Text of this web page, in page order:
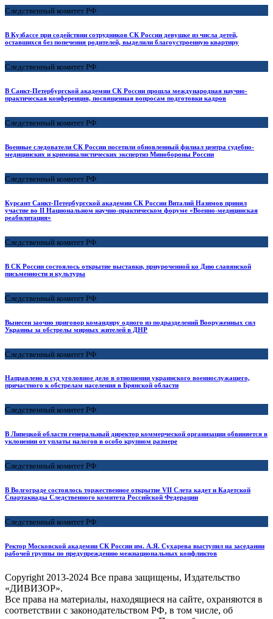
Следственный комитет РФ
В Кузбассе при содействии сотрудников СК России девушке из числа детей,
оставшихся без попечения родителей, выделили благоустроенную квартиру
Следственный комитет РФ
В Санкт-Петербургской академии СК России прошла международная научно-
практическая конференция, посвященная вопросам подготовки кадров
Следственный комитет РФ
Военные следователи СК России посетили обновленный филиал центра судебно-
медицинских и криминалистических экспертиз Минобороны России
Следственный комитет РФ
Курсант Санкт-Петербургской академии СК России Виталий Назимов принял
участие во II Национальном научно-практическом форуме «Военно-медицинская
реабилитация»
Следственный комитет РФ
В СК России состоялось открытие выставки, приуроченной ко Дню славянской
письменности и культуры
Следственный комитет РФ
Вынесен заочно приговор командиру одного из подразделений Вооруженных сил
Украины за обстрелы мирных жителей в ДНР
Следственный комитет РФ
Направлено в суд уголовное дело в отношении украинского военнослужащего,
причастного к обстрелам населения в Брянской области
Следственный комитет РФ
В Липецкой области генеральный директор коммерческой организации обвиняется в
уклонении от уплаты налогов в особо крупном размере
Следственный комитет РФ
В Волгограде состоялось торжественное открытие VII Слета кадет и Кадетской
Спартакиады Следственного комитета Российской Федерации
Следственный комитет РФ
Ректор Московской академии СК России им. А.Я. Сухарева выступил на заседании
рабочей группы по предупреждению межнациональных конфликтов
Copyright 2013-2024 Все права защищены, Издательство
«ДИВИЗОР».
Все права на материалы, находящиеся на сайте, охраняются в
соответствии с законодательством РФ, в том числе, об